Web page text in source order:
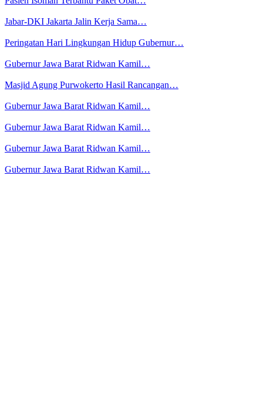
Jabar-DKI Jakarta Jalin Kerja Sama…
Peringatan Hari Lingkungan Hidup Gubernur…
Gubernur Jawa Barat Ridwan Kamil…
Masjid Agung Purwokerto Hasil Rancangan…
Gubernur Jawa Barat Ridwan Kamil…
Gubernur Jawa Barat Ridwan Kamil…
Gubernur Jawa Barat Ridwan Kamil…
Gubernur Jawa Barat Ridwan Kamil…